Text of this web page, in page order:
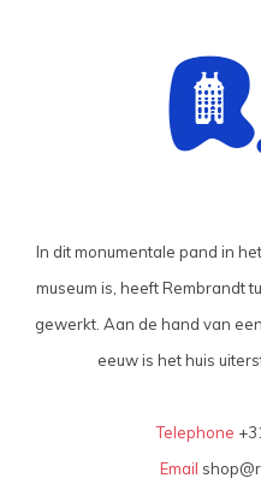
In dit monumentale pand in
museum is, heeft Rembrandt
gewerkt. Aan de hand van
eeuw is het huis
Telephone
Email